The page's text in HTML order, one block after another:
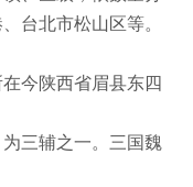
台北市松山区等。
今陕西省眉县东四
三辅之一。三国魏